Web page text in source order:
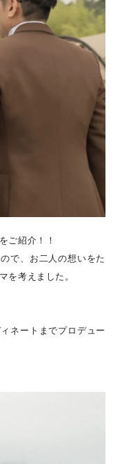
ご紹介！！
で、お二人の想いをた
を考えました。
ネートまでプロデュー